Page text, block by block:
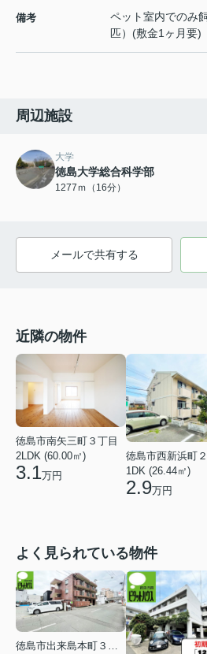
備考
ペット室内でのみ
匹）(敷金1ヶ月要)
周辺施設
大学
徳島大学総合科学部
1277ｍ（16分）
メールで共有する
近隣の物件
徳島市南矢三町３丁目
2LDK (60.00㎡)
3.1万円
徳島市西新浜町
1DK (26.44㎡)
2.9万円
よく見られている物件
徳島市出来島本町３丁目